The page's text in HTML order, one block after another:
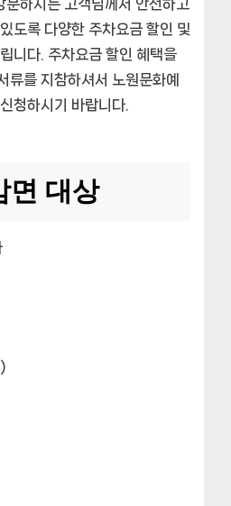
문하시는 고객님께서 안전하고
도록 다양한 주차요금 할인 및
니다. 주차요금 할인 혜택을
류를 지참하셔서 노원문화예
청하시기 바랍니다.
면 대상